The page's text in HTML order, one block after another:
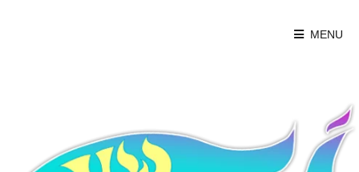
MENU